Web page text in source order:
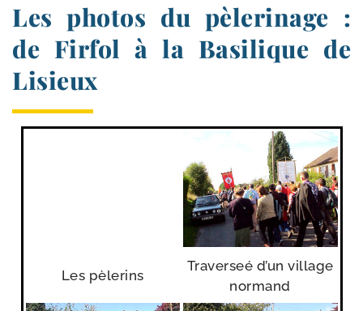
Les photos du pèlerinage :
de Firfol à la Basilique de
Lisieux
Les pèle­rins
Traverseé d’un vil­lage
normand